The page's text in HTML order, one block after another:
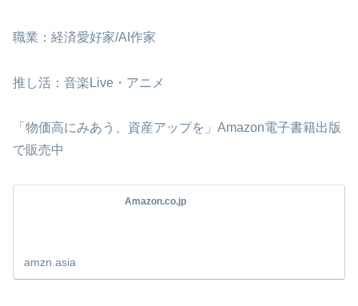
職業：経済愛好家/AI作家
推し活：音楽Live・アニメ
「物価高にみあう、資産アップを」Amazon電子書籍出版
で販売中
Amazon.co.jp
amzn.asia